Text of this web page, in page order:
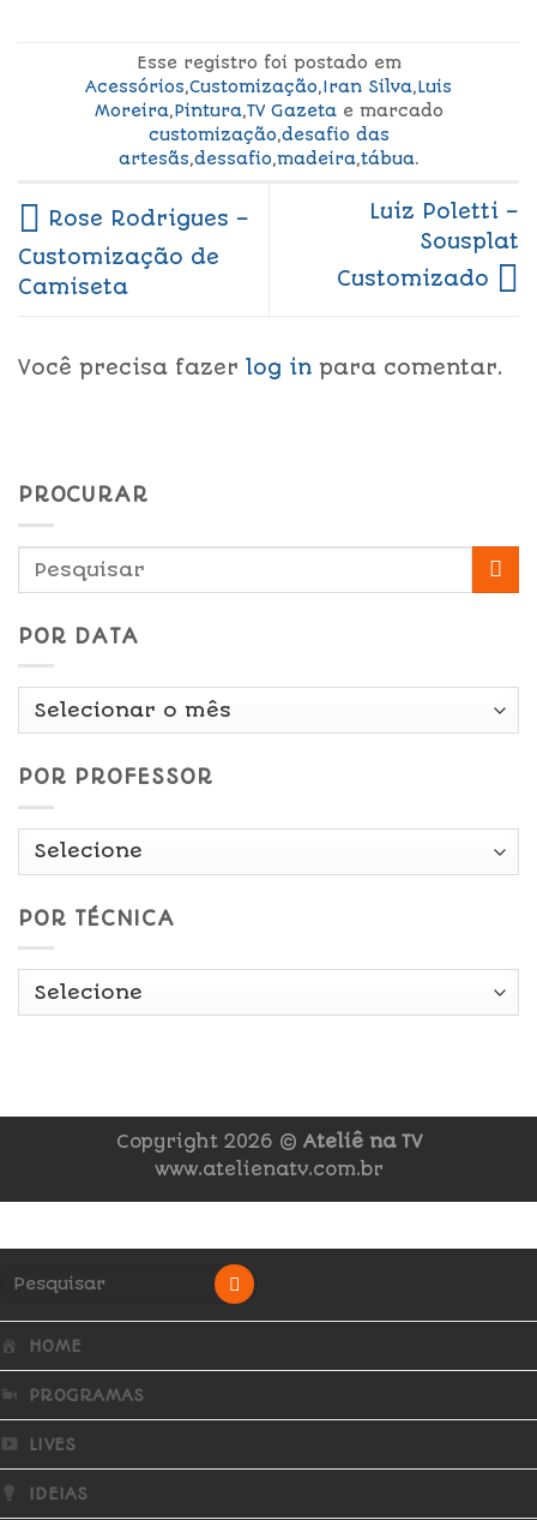
Esse registro foi postado em
Acessórios,Customização,Iran Silva,Luis
Moreira,Pintura,TV Gazetae marcado
customização,desafio das
artesãs,dessafio,madeira,tábua.
Rose Rodrigues –
Customização de
Camiseta
Luiz Poletti –
Sousplat
Customizado
Você precisa fazer log in para comentar.
PROCURAR
POR DATA
Por
POR PROFESSOR
POR TÉCNICA
Copyright 2026 © Ateliê na TV
www.atelienatv.com.br
HOME
PROGRAMAS
LIVES
IDEIAS